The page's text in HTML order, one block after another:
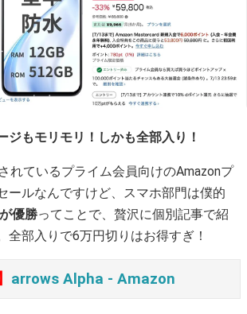
ジもモリモリ！しかも全部入り！
れているプライム会員向けのAmazonプ
ールなんですけど、スマホ部門は僕的
優勝ってことで、贅沢に個別記事で紹
全部入りで6万円切りはお得すぎ！
arrows Alpha ‐ Amazon